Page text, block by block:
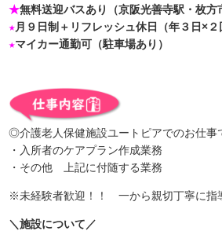
★無料送迎バスあり（京阪光善寺駅・枚方
★月９日制＋リフレッシュ休日（年３日×２
★マイカー通勤可（駐車場あり）
◎介護老人保健施設ユートピアでのお仕事
・入所者のケアプラン作成業務
・その他 上記に付随する業務
※未経験者歓迎！！ 一から親切丁寧に指
＼施設について／